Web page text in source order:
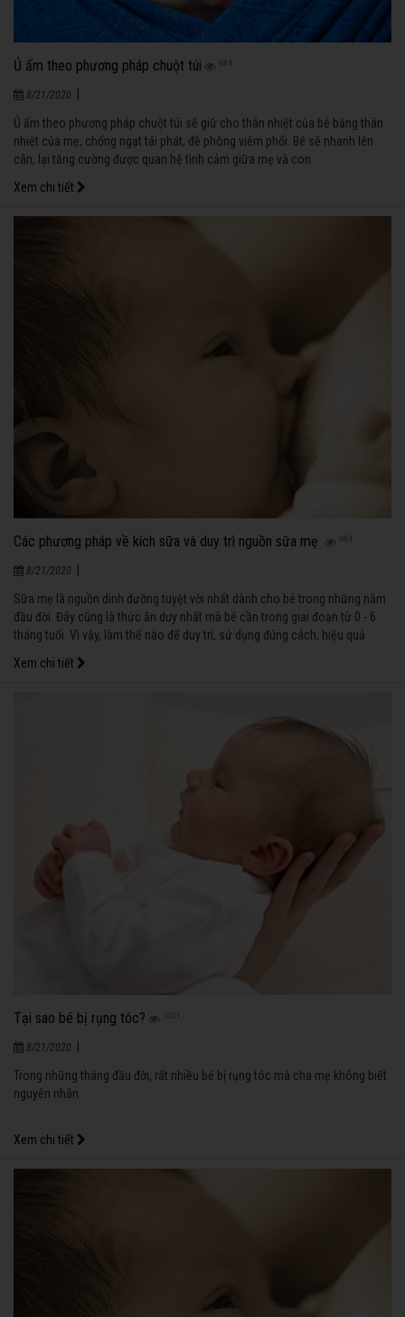
Ủ ấm theo phương pháp chuột túi 884
8/21/2020
Ủ ấm theo phương pháp chuột túi sẽ giữ cho thân nhiệt của bé bằng thân
nhiệt của mẹ, chống ngạt tái phát, đề phòng viêm phổi. Bé sẽ nhanh lên
cân, lại tăng cường được quan hệ tình cảm giữa mẹ và con.
Xem chi tiết
Các phương pháp về kích sữa và duy trì nguồn sữa mẹ 984
8/21/2020
Sữa mẹ là nguồn dinh dưỡng tuyệt vời nhất dành cho bé trong những năm
đầu đời. Đây cũng là thức ăn duy nhất mà bé cần trong giai đoạn từ 0 - 6
tháng tuổi. Vì vậy, làm thế nào để duy trì, sử dụng đúng cách, hiệu quả
tâm.
Xem chi tiết
Tại sao bé bị rụng tóc?
8/21/2020 |
Trong những tháng đầu đời, rất nhiều bé bị rụng tóc mà cha mẹ không biết
nguyên nhân.
Xem chi tiết